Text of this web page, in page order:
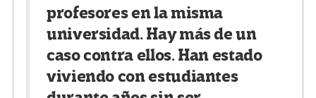
profesores en la misma
universidad. Hay más de un
caso contra ellos. Han estado
viviendo con estudiantes